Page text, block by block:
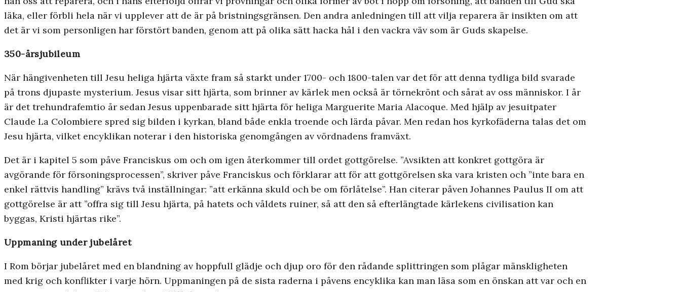
läka, eller förbli hela när vi upplever att de är på bristningsgränsen. Den andra anledningen till att vilja reparera är insikten om att
det är vi som personligen har förstört banden, genom att på olika sätt hacka hål i den vackra väv som är Guds skapelse.
350-årsjubileum
När hängivenheten till Jesu heliga hjärta växte fram så starkt under 1700- och 1800-talen var det för att denna tydliga bild svarade
på trons djupaste mysterium. Jesus visar sitt hjärta, som brinner av kärlek men också är törnekrönt och sårat av oss människor. I år
är det trehundrafemtio år sedan Jesus uppenbarade sitt hjärta för heliga Marguerite Maria Alacoque. Med hjälp av jesuitpater
Claude La Colombiere spred sig bilden i kyrkan, bland både enkla troende och lärda påvar. Men redan hos kyrkofäderna talas det om
Jesu hjärta, vilket encyklikan noterar i den historiska genomgången av vördnadens framväxt.
Det är i kapitel 5 som påve Franciskus om och om igen återkommer till ordet gottgörelse. ”Avsikten att konkret gottgöra är
avgörande för försoningsprocessen”, skriver påve Franciskus och förklarar att för att gottgörelsen ska vara kristen och ”inte bara en
enkel rättvis handling” krävs två inställningar: ”att erkänna skuld och be om förlåtelse”. Han citerar påven Johannes Paulus II om att
gottgörelse är att ”offra sig till Jesu hjärta, på hatets och våldets ruiner, så att den så efterlängtade kärlekens civilisation kan
byggas, Kristi hjärtas rike”.
Uppmaning under jubelåret
I Rom börjar jubelåret med en blandning av hoppfull glädje och djup oro för den rådande splittringen som plågar mänskligheten
med krig och konflikter i varje hörn. Uppmaningen på de sista raderna i påvens encyklika kan man läsa som en önskan att var och en